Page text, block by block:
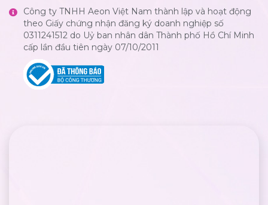
Công ty TNHH Aeon Việt Nam thành lập và hoạt động
theo Giấy chứng nhận đăng ký doanh nghiệp số
0311241512 do Uỷ ban nhân dân Thành phố Hồ Chí Minh
cấp lần đầu tiên ngày 07/10/2011